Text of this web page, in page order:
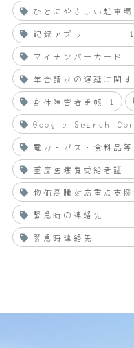
ひとにやさしい駐車場
記録アプリ
1
マイナンバーカード
年金請求の遅延に関
身体障害者手帳
1
Google Search
電力・ガス・食料品
重度医療費受給者証
物価高騰対応重点支援
緊急時の連絡先
緊急時連絡先